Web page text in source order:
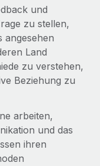
in 19 Ländern
im Bereich der
und
zu stellen,
angesehen
Land
zu verstehen,
Beziehung zu
arbeiten,
und das
ihren